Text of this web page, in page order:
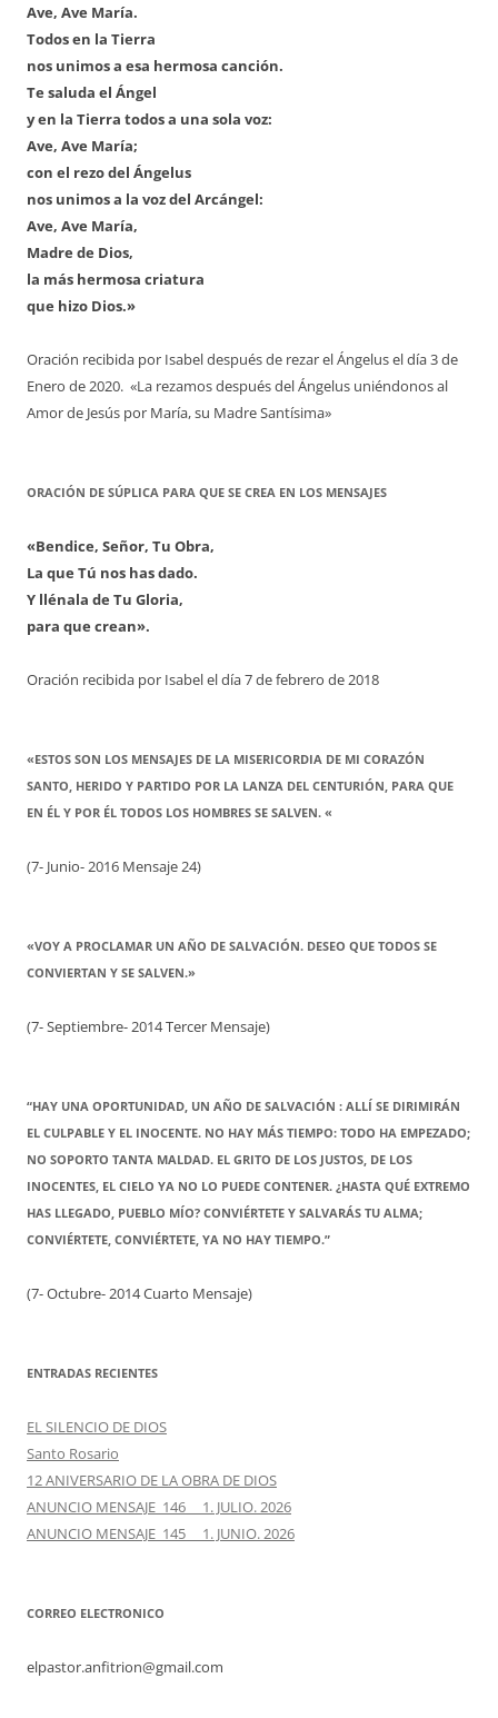
Ave, Ave María.
Todos en la Tierra
nos unimos a esa hermosa canción.
Te saluda el Ángel
y en la Tierra todos a una sola voz:
Ave, Ave María;
con el rezo del Ángelus
nos unimos a la voz del Arcángel:
Ave, Ave María,
Madre de Dios,
la más hermosa criatura
que hizo Dios.»
Oración recibida por Isabel después de rezar el Ángelus el día 3 de
Enero de 2020. «La rezamos después del Ángelus uniéndonos al
Amor de Jesús por María, su Madre Santísima»
ORACIÓN DE SÚPLICA PARA QUE SE CREA EN LOS MENSAJES
«Bendice, Señor, Tu Obra,
La que Tú nos has dado.
Y llénala de Tu Gloria,
para que crean».
Oración recibida por Isabel el día 7 de febrero de 2018
«ESTOS SON LOS MENSAJES DE LA MISERICORDIA DE MI CORAZÓN
SANTO, HERIDO Y PARTIDO POR LA LANZA DEL CENTURIÓN, PARA QUE
EN ÉL Y POR ÉL TODOS LOS HOMBRES SE SALVEN. «
(7- Junio- 2016 Mensaje 24)
«VOY A PROCLAMAR UN AÑO DE SALVACIÓN. DESEO QUE TODOS SE
CONVIERTAN Y SE SALVEN.»
(7- Septiembre- 2014 Tercer Mensaje)
“HAY UNA OPORTUNIDAD, UN AÑO DE SALVACIÓN : ALLÍ SE DIRIMIRÁN
EL CULPABLE Y EL INOCENTE. NO HAY MÁS TIEMPO: TODO HA EMPEZADO;
NO SOPORTO TANTA MALDAD. EL GRITO DE LOS JUSTOS, DE LOS
INOCENTES, EL CIELO YA NO LO PUEDE CONTENER. ¿HASTA QUÉ EXTREMO
HAS LLEGADO, PUEBLO MÍO? CONVIÉRTETE Y SALVARÁS TU ALMA;
CONVIÉRTETE, CONVIÉRTETE, YA NO HAY TIEMPO.”
(7- Octubre- 2014 Cuarto Mensaje)
ENTRADAS RECIENTES
EL SILENCIO DE DIOS
Santo Rosario
12 ANIVERSARIO DE LA OBRA DE DIOS
ANUNCIO MENSAJE 146 1. JULIO. 2026
ANUNCIO MENSAJE 145 1. JUNIO. 2026
CORREO ELECTRONICO
elpastor.anfitrion@gmail.com